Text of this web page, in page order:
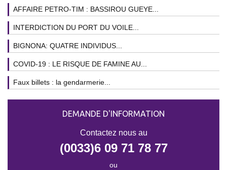
AFFAIRE PETRO-TIM : BASSIROU GUEYE...
INTERDICTION DU PORT DU VOILE...
BIGNONA: QUATRE INDIVIDUS...
COVID-19 : LE RISQUE DE FAMINE AU...
Faux billets : la gendarmerie...
DEMANDE D'INFORMATION
Contactez nous au
(0033)6 09 71 78 77
ou